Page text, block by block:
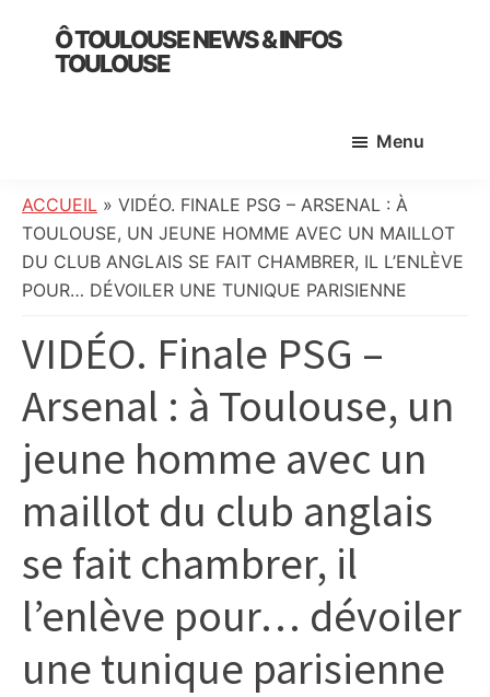
primary
Ô TOULOUSE NEWS & INFOS
TOULOUSE
:
info
locale,
société,
politique,
météo,
faits
citoyennes
Menu
ACCUEIL » VIDÉO. FINALE PSG – ARSENAL : À
TOULOUSE, UN JEUNE HOMME AVEC UN MAILLOT
DU CLUB ANGLAIS SE FAIT CHAMBRER, IL L’ENLÈVE
POUR… DÉVOILER UNE TUNIQUE PARISIENNE
VIDÉO. Finale PSG –
Arsenal : à Toulouse, un
jeune homme avec un
maillot du club anglais
se fait chambrer, il
l’enlève pour… dévoiler
une tunique parisienne